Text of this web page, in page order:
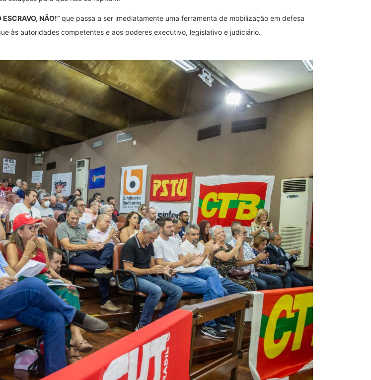
NÃO!” que passa a ser imediatamente uma ferramenta de mobilização em defesa
às autoridades competentes e aos poderes executivo, legislativo e judiciário.